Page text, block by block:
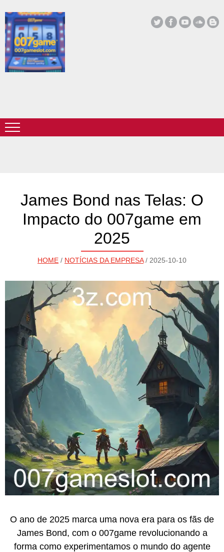
James Bond nas Telas: O
Impacto do 007game em
2025
HOME / NOTÍCIAS DA EMPRESA/ 2025-10-10
O ano de 2025 marca uma nova era para os fãs de
James Bond, com o 007game revolucionando a
forma como experimentamos o mundo do agente